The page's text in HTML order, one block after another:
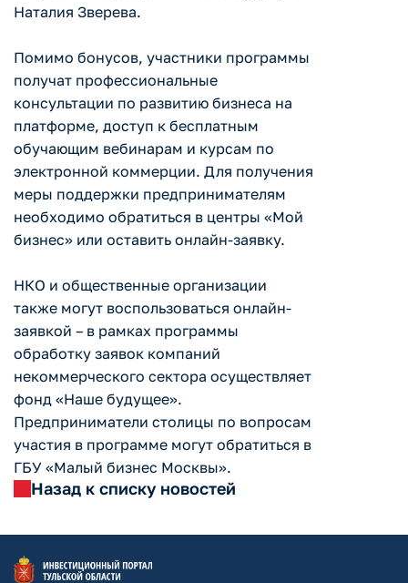
Наталия Зверева.
Помимо бонусов, участники программы
получат профессиональные
консультации по развитию бизнеса на
платформе, доступ к бесплатным
обучающим вебинарам и курсам по
электронной коммерции. Для получения
меры поддержки предпринимателям
необходимо обратиться в центры «Мой
бизнес» или оставить онлайн-заявку.
НКО и общественные организации
также могут воспользоваться онлайн-
заявкой – в рамках программы
обработку заявок компаний
некоммерческого сектора осуществляет
фонд «Наше будущее».
Предприниматели столицы по вопросам
участия в программе могут обратиться в
ГБУ «Малый бизнес Москвы».
Назад к списку новостей